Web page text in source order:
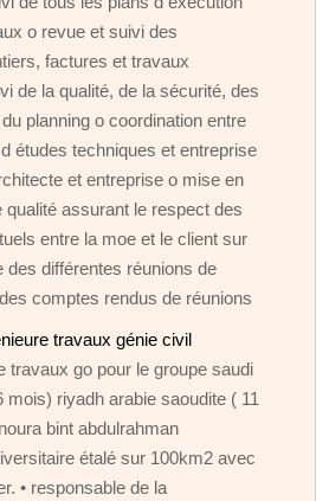
o revue et suivi des
factures et travaux
de la qualité, de la sécurité, des
planning o coordination entre
études techniques et entreprise
et entreprise o mise en
qualité assurant le respect des
entre la moe et le client sur
des différentes réunions de
comptes rendus de réunions
travaux génie civil
travaux go pour le groupe saudi
mois) riyadh arabie saoudite ( 11
bint abdulrahman
étalé sur 100km2 avec
• responsable de la